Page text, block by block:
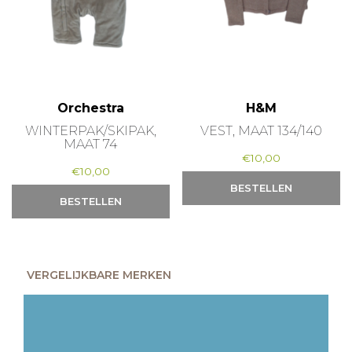
Orchestra
WINTERPAK/SKIPAK,
MAAT 74
€10,00
BESTELLEN
H&M
VEST, MAAT 134/140
€10,00
BESTELLEN
VERGELIJKBARE MERKEN